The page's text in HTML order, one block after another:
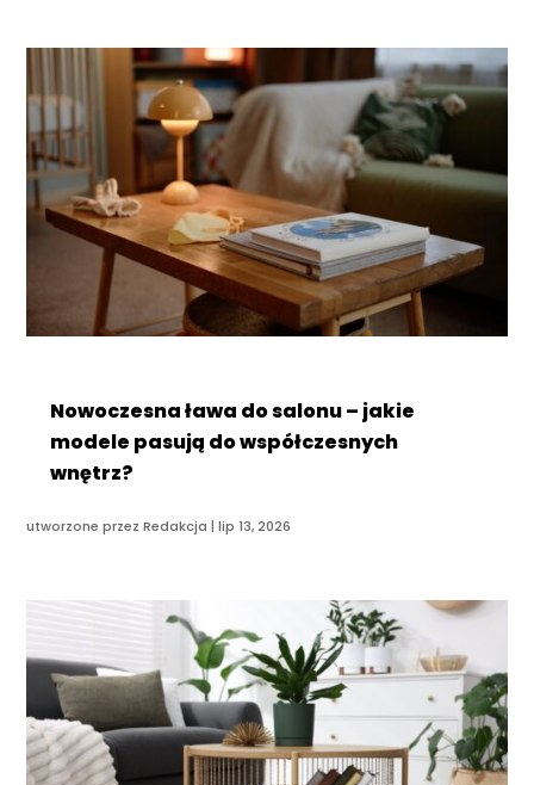
Nowoczesna ława do salonu – jakie
modele pasują do współczesnych
wnętrz?
utworzone przezRedakcja |lip 13, 2026